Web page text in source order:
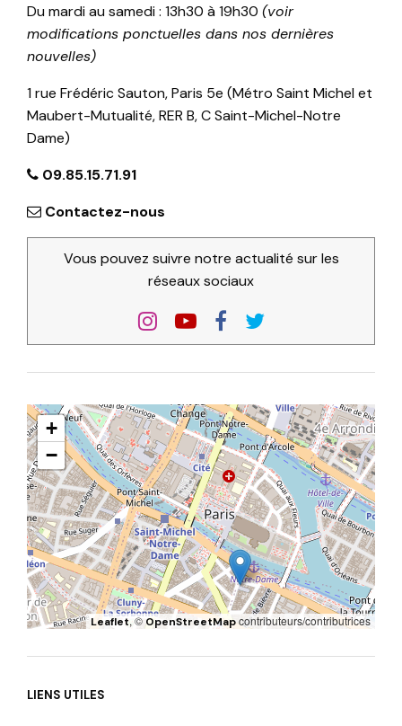
Du mardi au samedi : 13h30 à 19h30 (voir
modifications ponctuelles dans nos dernières
nouvelles)
1 rue Frédéric Sauton, Paris 5e (Métro Saint Michel et
Maubert-Mutualité, RER B, C Saint-Michel-Notre
Dame)
09.85.15.71.91
Contactez-nous
Vous pouvez suivre notre actualité sur les
réseaux sociaux
+
−
Leaflet, ©OpenStreetMapcontributeurs/contributrices
LIENS UTILES